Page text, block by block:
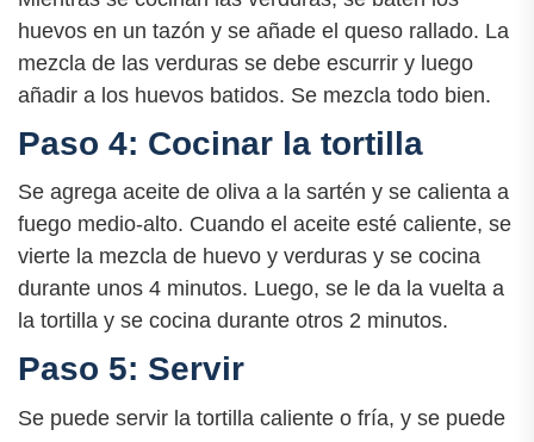
huevos en un tazón y se añade el queso rallado. La
mezcla de las verduras se debe escurrir y luego
añadir a los huevos batidos. Se mezcla todo bien.
Paso 4: Cocinar la tortilla
Se agrega aceite de oliva a la sartén y se calienta a
fuego medio-alto. Cuando el aceite esté caliente, se
vierte la mezcla de huevo y verduras y se cocina
durante unos 4 minutos. Luego, se le da la vuelta a
la tortilla y se cocina durante otros 2 minutos.
Paso 5: Servir
Se puede servir la tortilla caliente o fría, y se puede